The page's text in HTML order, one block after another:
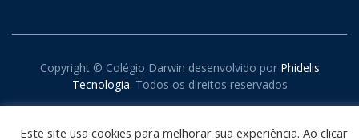
Copyright © Colégio Darwin desenvolvido por Phidelis
Tecnologia. Todos os direitos reservados
Este site usa cookies para melhorar sua experiência. Ao clicar